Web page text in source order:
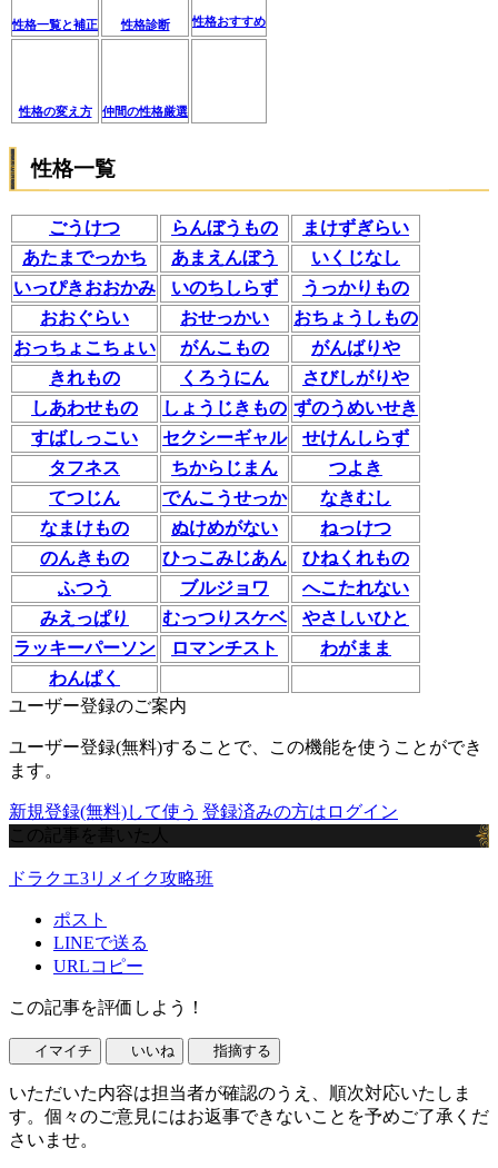
性格一覧と補正 性格診断 性格おすすめ
性格の変え方 仲間の性格厳選
性格一覧
ごうけつ らんぼうもの
まけずぎらい
あたまでっかち
あまえんぼう
いくじなし
いっぴきおおかみ
いのちしらず
うっかりもの
おおぐらい
おせっかい
おちょうしもの
おっちょこちょい
がんこもの
がんばりや
きれもの
くろうにん
さびしがりや
しあわせもの
しょうじきもの ずのうめいせき
すばしっこい
セクシーギャル
せけんしらず
タフネス
ちからじまん
つよき
てつじん
でんこうせっか
なきむし
なまけもの
ぬけめがない
ねっけつ
のんきもの
ひっこみじあん
ひねくれもの
ふつう
ブルジョワ
へこたれない
みえっぱり
むっつりスケベ
やさしいひと
ラッキーパーソン
ロマンチスト
わがまま
わんぱく
ユーザー登録のご案内
ユーザー登録(無料)することで、この機能を使うことができ
ます。
新規登録(無料)して使う 登録済みの方はログイン
この記事を書いた人
ドラクエ3リメイク攻略班
ポスト
LINEで送る
URLコピー
この記事を評価しよう！
イマイチ いいね 指摘する
いただいた内容は担当者が確認のうえ、順次対応いたしま
す。個々のご意見にはお返事できないことを予めご了承くだ
さいませ。